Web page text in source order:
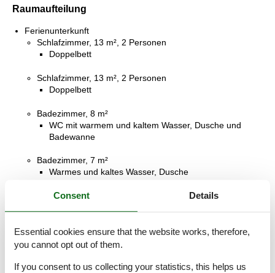
Raumaufteilung
Ferienunterkunft
Schlafzimmer, 13 m², 2 Personen
Doppelbett
Schlafzimmer, 13 m², 2 Personen
Doppelbett
Badezimmer, 8 m²
WC mit warmem und kaltem Wasser, Dusche und
Badewanne
Badezimmer, 7 m²
Warmes und kaltes Wasser, Dusche
Küche, 15 m²
Terrasse, 70 m²
Consent Details
Essential cookies ensure that the website works, therefore,
you cannot opt out of them.
If you consent to us collecting your statistics, this helps us